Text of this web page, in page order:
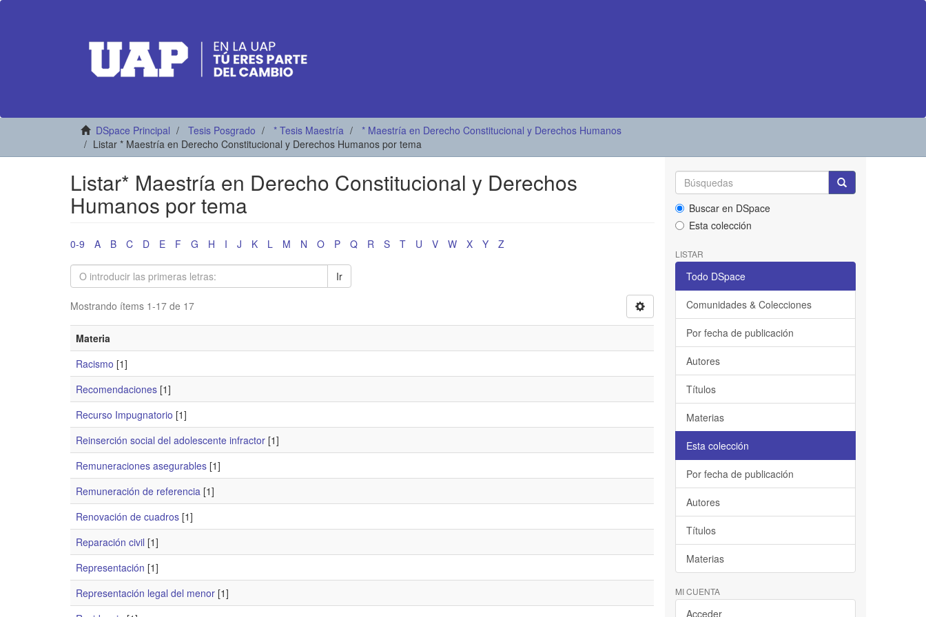
DSpace Principal Tesis Posgrado * Tesis Maestría
* Maestría en Derecho Constitucional y Derechos Humanos
Listar * Maestría en Derecho Constitucional y Derechos Humanos por tema
Listar* Maestría en Derecho Constitucional y Derechos
Humanos por tema
0-9 A B C D E F G H I J K L M N O P Q R S T U V W X Y Z
Ir
Mostrando ítems 1-17 de 17
Materia
Racismo [1]
Recomendaciones [1]
Recurso Impugnatorio [1]
Reinserción social del adolescente infractor [1]
Remuneraciones asegurables [1]
Remuneración de referencia [1]
Renovación de cuadros [1]
Reparación civil [1]
Representación [1]
Representación legal del menor [1]
Buscar en DSpace
Esta colección
LISTAR
Todo DSpace
Comunidades & Colecciones
Por fecha de publicación
Autores
Títulos
Materias
Esta colección
Por fecha de publicación
Autores
Títulos
Materias
MI CUENTA
Acceder